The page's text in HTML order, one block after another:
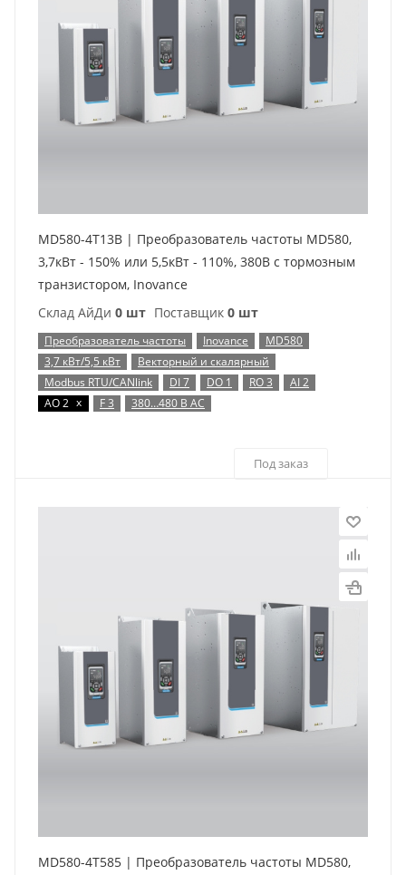
MD580-4T13B | Преобразователь частоты MD580,
3,7кВт - 150% или 5,5кВт - 110%, 380В с тормозным
транзистором, Inovance
Склад АйДи 0 шт Поставщик 0 шт
Преобразователь частоты Inovance
MD580
3,7 кВт/5,5 кВт
Векторный и скалярный
Modbus RTU/CANlink
DI 7 DO 1 RO 3
AI 2
AO 2 x F 3 380…480 В AC
Под заказ
MD580-4T585 | Преобразователь частоты MD580,